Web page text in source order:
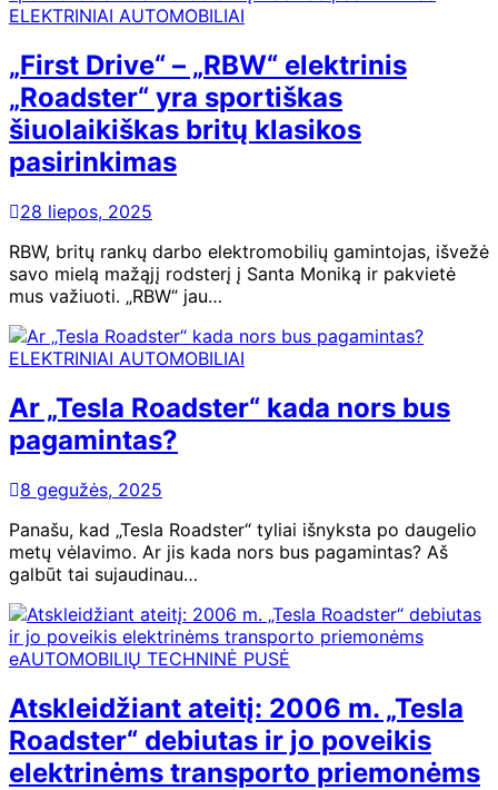
ELEKTRINIAI AUTOMOBILIAI
„First Drive“ – „RBW“ elektrinis
„Roadster“ yra sportiškas
šiuolaikiškas britų klasikos
pasirinkimas
28 liepos, 2025
RBW, britų rankų darbo elektromobilių gamintojas, išvežė
savo mielą mažąjį rodsterį į Santa Moniką ir pakvietė
mus važiuoti. „RBW“ jau…
ELEKTRINIAI AUTOMOBILIAI
Ar „Tesla Roadster“ kada nors bus
pagamintas?
8 gegužės, 2025
Panašu, kad „Tesla Roadster“ tyliai išnyksta po daugelio
metų vėlavimo. Ar jis kada nors bus pagamintas? Aš
galbūt tai sujaudinau…
eAUTOMOBILIŲ TECHNINĖ PUSĖ
Atskleidžiant ateitį: 2006 m. „Tesla
Roadster“ debiutas ir jo poveikis
elektrinėms transporto priemonėms